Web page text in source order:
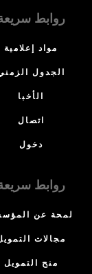
روابط
مواد إعلامية
الجدول
الأخبا
اتصال
دخول
روابط
لمحة عن
مجالات
منح التمويل